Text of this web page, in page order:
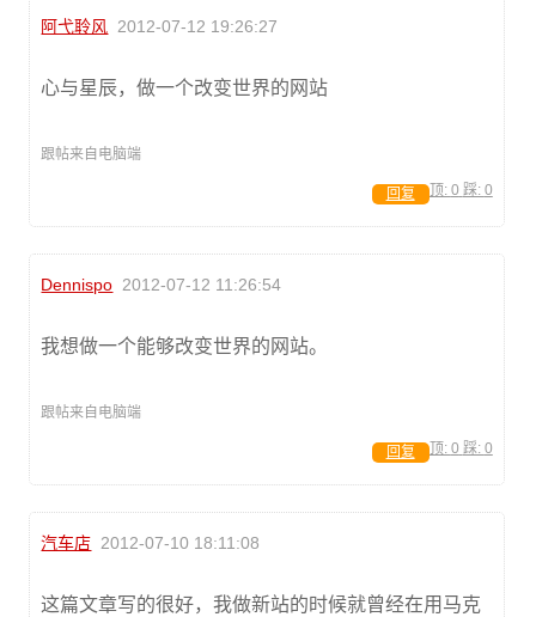
阿弋聆风 2012-07-12 19:26:27
心与星辰，做一个改变世界的网站
跟帖来自电脑端
顶: 0 踩: 0
回复
Dennispo 2012-07-12 11:26:54
我想做一个能够改变世界的网站。
跟帖来自电脑端
顶: 0 踩: 0
回复
汽车店 2012-07-10 18:11:08
这篇文章写的很好，我做新站的时候就曾经在用马克